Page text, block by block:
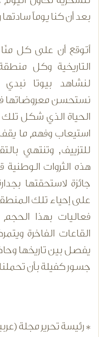
بعد أن كنا يوماً سادتها
أتوقع أن على كل منّا
التاريخية وكل
لنشاهد بيوتا نبدي
نستحسن معروضاتها
الحياة الذي شكل تلك
استيعاب وفهم ما يقف
للتزييف, وتنتهي
هذه الثروات الوطنية
جائزة لاستحقتها
على إحياء تلك
فعاليات بهذا
القاعات الفاخرة
يفصل بين تاريخها
جسور كفيلة بأن
* رئيسة تحرير مجلة